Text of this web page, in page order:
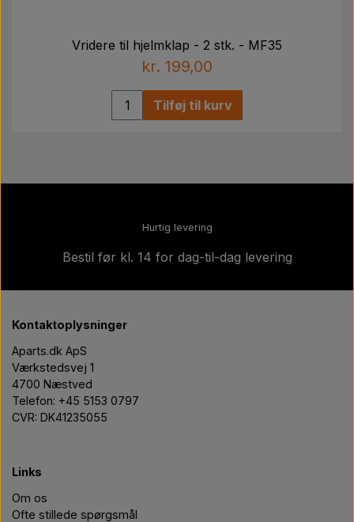
Vridere til hjelmklap - 2 stk. - MF35
kr. 199,00
Tilføj til kurv
Hurtig levering
Bestil før kl. 14 for dag-til-dag levering
Kontaktoplysninger
Aparts.dk ApS
Værkstedsvej 1
4700 Næstved
Telefon: +45 5153 0797
CVR: DK41235055
Links
Om os
Ofte stillede spørgsmål